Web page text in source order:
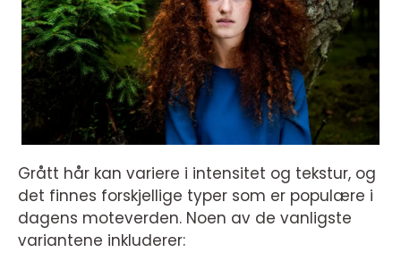
Grått hår kan variere i intensitet og tekstur, og
det finnes forskjellige typer som er populære i
dagens moteverden. Noen av de vanligste
variantene inkluderer: